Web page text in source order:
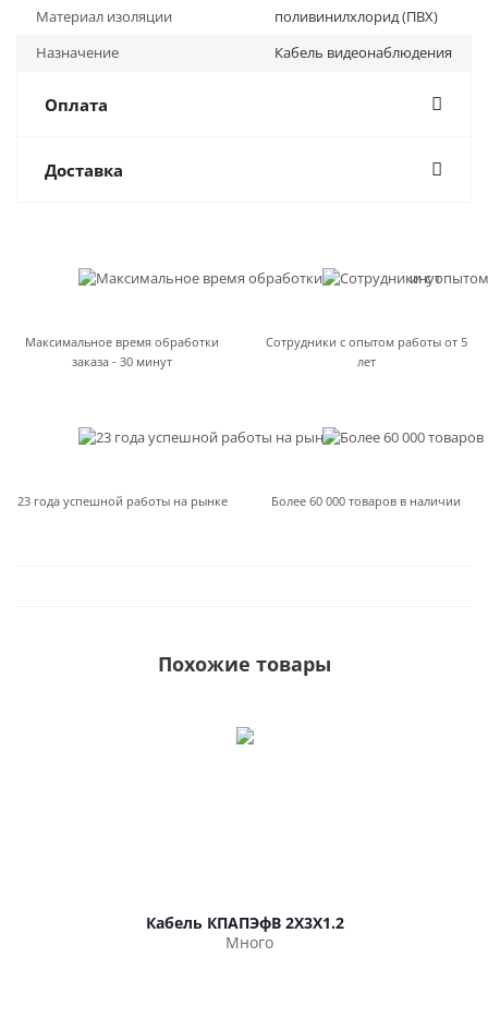
Материал изоляции
поливинилхлорид (ПВХ)
Назначение
Кабель видеонаблюдения
Оплата
Доставка
Максимальное время обработки
заказа - 30 минут
Сотрудники с опытом работы от 5
лет
23 года успешной работы на рынке Более 60 000 товаров в наличии
Похожие товары
Кабель КПАПЭфВ 2Х3Х1.2
Много